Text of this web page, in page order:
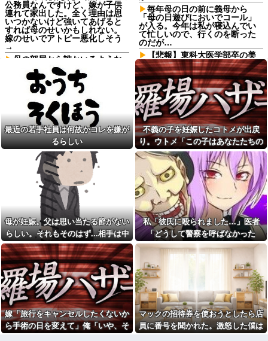
公務員なんですけど、嫁が子供
連れて家出した。全く理由は思
いつかないけど強いてあげると
すれば母のせいかもしれない。
嫁のせいでアトピー悪化しそう
→
母の部屋から誰かいるような
音がする
夫「嫁がメシマズで困ってる
んだよ。毎日つれーわｗ」義両
親「なに！食べに行く！」夫
「いや、そんな事しなくていい
からｗ」→ある日、私の作った
ご...
美容院ってオッサンがいきな
り行っても大丈夫なん？
みい山作者、みいちゃんでチ
ー牛なのではという疑惑が生ま
れるｗｗｗｗｗｗｗ
【画像】俺たちの姫本田望
結、久しぶりに画像を投稿した
結果→やっぱりワイらの姫だっ
たw w w w w w w w w w
【仰天】X、メンエス嬢とラウ
ンジ嬢が熾烈な女の争いを繰り
広げ対戦型になってしまうw w
w w w w w w
【動画】御当地アイドルだっ
た頃の今田美桜、ガチのマジで
可愛くてワイらをびびらせまく
ってしまうw w w w w w w w
もう先が長くないと20代で宣
告された友達A。「会いに来てほ
しい」と言うので彼女の好きな
もの沢山もっていったんだけ
ど、なんとBが手渡した物は…
毎年母の日の前に義母から
「母の日遊びにおいでコール」
が入る。今年は私が寝込んでい
て忙しいので、行くのを断った
のだが…
【悲報】東科大医学部卒の美
人YouTuber、直美で炎上ｗｗｗ
ｗｗ他
【J2第1節 藤枝×仙台】藤枝が
J2・J3百年構想リーグ王者の仙
台を撃破！槙野監督は恩師・森
山監督を相手に白星
14年前に捨てられた元カノの
「托卵」が発覚し間男扱いされ
た。妻の疑いの視線の中、昔捨
てずに残していた『〇〇』を持
ち出した結果←修理屋のオッサ
ンの技術力とノリが神すぎる
【呆然】5年不倫がバレた旦那
が泣きながら告白、その理由が
こちらｗｗｗｗ
【画像】温泉の中でこれやる
奴ｗｗｗｗｗｗｗｗｗ
軽く熱中症の手前かな？と思
ったらすること
出された物を食べずに文句ば
っかりの子供にうんざり。もう
毎日冷凍チャーハンとコーンフ
レークでいいかな？
【闇】『強度行動障害』の女
の子、自分をグーパンしまくる
【悲報】X「アスペの検査した
結果wwwwwwwww」
祖母が農具をしまっている倉
庫の鍵を、私が無くしたと思っ
最近の若手社員は何故かコレを嫌が
るらしい
不義の子を妊娠したコトメが出戻
り。ウトメ「この子はあなたたちの
子として育てて」旦那「ありがと
う」私「勝手に決めないで！」→修
羅場になり…
母が妊娠。父は思い当たる節がない
らしい。それもそのはず...相手は中
1の...
私「彼氏に殴られました…」医者
「どうして警察を呼ばなかった
の？」→医師の厳しい一言で考え方
が変わり…
嫁「旅行をキャンセルしたくないか
ら手術の日を変えて」俺「いや、そ
マックの招待券を使おうとしたら店
員に番号を聞かれた。激怒した僕は